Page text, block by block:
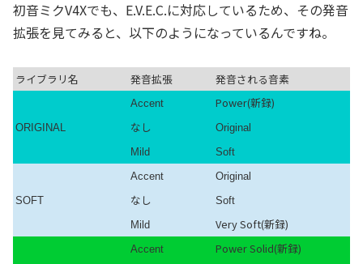
初音ミクV4Xでも、E.V.E.C.に対応しているため、その発音
拡張を見てみると、以下のようになっているんですね。
ライブラリ名 発音拡張 発音される音素
Accent Power(新録)
ORIGINAL なし
Original
Mild
Soft
Accent
Original
SOFT
なし
Soft
Mild
Very Soft(新録)
Accent Power Solid(新録)